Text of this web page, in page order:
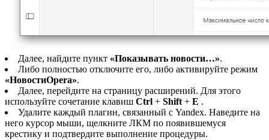
Далее, найдите пункт «Показывать новости…».
Либо полностью отключите его, либо активируйте режим
«НовостиOpera».
Далее, перейдите на страницу расширений. Для этого
используйте сочетание клавиш Ctrl + Shift + E .
Удалите каждый плагин, связанный с Yandex. Наведите на
него курсор мыши, щелкните ЛКМ по появившемуся
крестику и подтвердите выполнение процедуры.